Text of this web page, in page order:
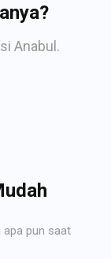
Anabul.
apa pun saat